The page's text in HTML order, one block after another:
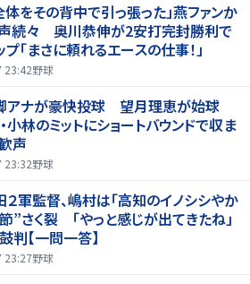
体をその背中で引っ張った」燕ファンか
続々 奥川恭伸が2安打完封勝利で
「まさに頼れるエースの仕事！」
23:42野球
アナが豪快投球 望月理恵が始球
林のミットにショートバウンドで収ま
声
23:32野球
２軍監督、嶋村は「高知のイノシシやか
”さく裂 「やっと感じが出てきたね」
判【一問一答】
23:27野球